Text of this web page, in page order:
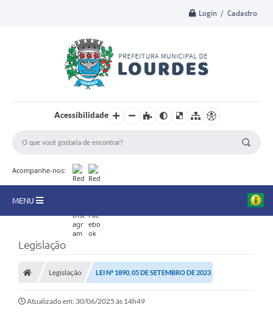
Login / Cadastro
Acessibilidade
Acompanhe-nos:
MENU
Secretarias
Editais
Telefones Úteis
Legislação
Legislação LEI Nº 1890, 05 DE SETEMBRO DE 2023
Atualizado em: 30/06/2025 às 14h49